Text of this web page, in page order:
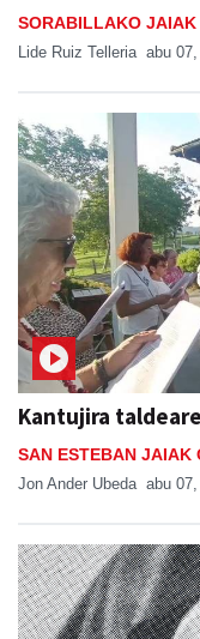
SORABILLAKO JAIAK
Lide Ruiz Telleria abu
Kantujira
SAN ESTEBAN JAIAK
Jon Ander Ubeda abu